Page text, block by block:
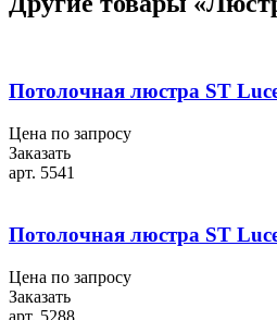
Потолочная люстра ST
Цена по запросу
Заказать
арт. 5541
Потолочная люстра ST
Цена по запросу
Заказать
арт. 5288